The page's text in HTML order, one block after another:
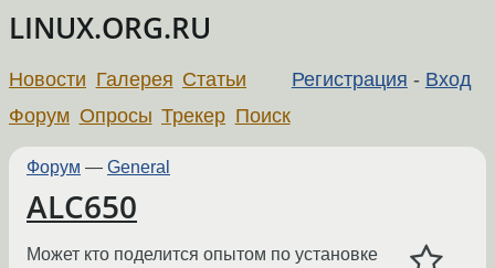
LINUX.ORG.RU
Регистрация - Вход
Новости Галерея Статьи
Форум Опросы Трекер Поиск
Форум — General
ALC650
Может кто поделится опытом по установке